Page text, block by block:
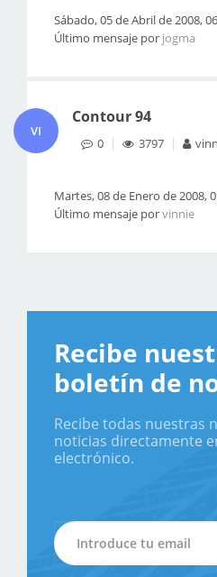
Sábado, 05 de Abril de 2008,
Último mensaje por jogma
VI
Contour 94
0 3797
Martes, 08 de Enero de 2008,
Último mensaje porvinnie
Recibe
boletín de
Recibe todas nuestras
noticias directamente
electrónico.